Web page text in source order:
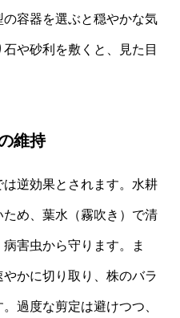
容器を選ぶと穏やかな気
や砂利を敷くと、見た目
維持
逆効果とされます。水耕
め、葉水（霧吹き）で清
害虫から守ります。ま
かに切り取り、株のバラ
過度な剪定は避けつつ、